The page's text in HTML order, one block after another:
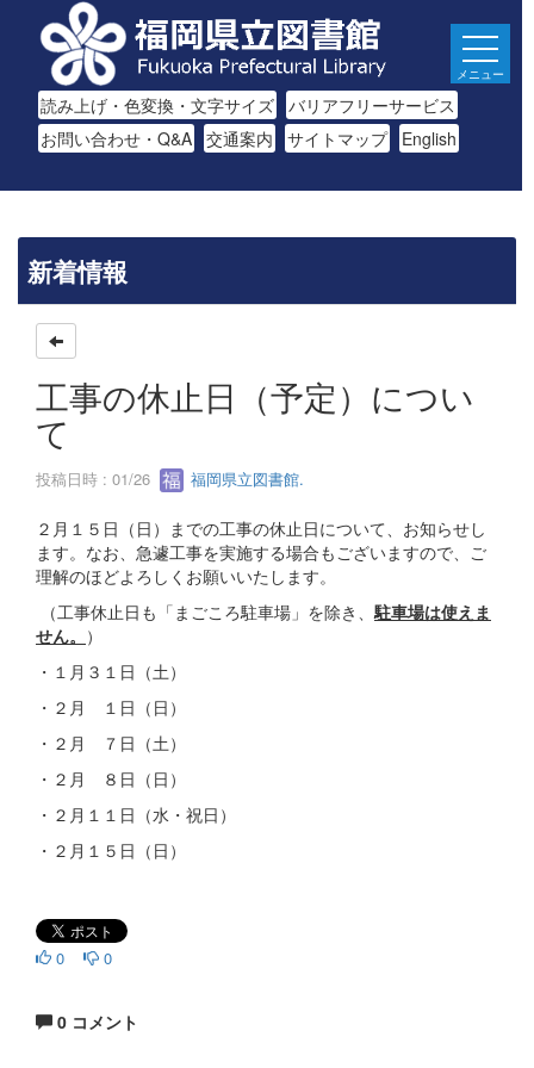
読み上げ・色変換・文字サイズ バリアフリーサービス
お問い合わせ・Q&A 交通案内 サイトマップ English
メニュー
新着情報
工事の休止日（予定）につい
て
投稿日時 : 01/26 福岡県立図書館.
２月１５日（日）までの工事の休止日について、お知らせし
ます。なお、急遽工事を実施する場合もございますので、ご
理解のほどよろしくお願いいたします。
（工事休止日も「まごころ駐車場」を除き、駐車場は使えま
せん。 ）
・１月３１日（土）
・２月 １日（日）
・２月 ７日（土）
・２月 ８日（日）
・２月１１日（水・祝日）
・２月１５日（日）
0 0
0 コメント